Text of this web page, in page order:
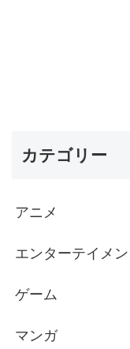
カテゴリー
アニメ
エンターテイメン
ゲーム
マンガ